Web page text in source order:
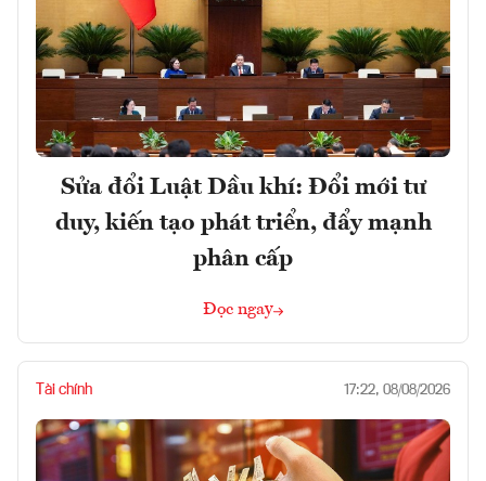
Sửa đổi Luật Dầu khí: Đổi mới tư
duy, kiến tạo phát triển, đẩy mạnh
phân cấp
Đọc ngay
Tài chính 17:22, 08/08/2026